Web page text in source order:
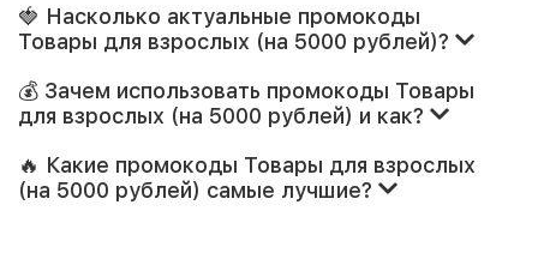
🍓 Насколько актуальные промокоды
Товары для взрослых (на 5000 рублей)?
💰 Зачем использовать промокоды Товары
для взрослых (на 5000 рублей) и как?
🔥 Какие промокоды Товары для взрослых
(на 5000 рублей) самые лучшие?